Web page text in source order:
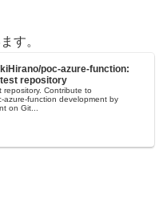
す。
poc-azure-function:
repository
repository. Contribute to
azure-function development by
on Git...